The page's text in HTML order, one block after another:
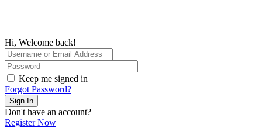
Hi, Welcome back!
Keep me signed in
Forgot Password?
Sign In
Don't have an account?
Register Now